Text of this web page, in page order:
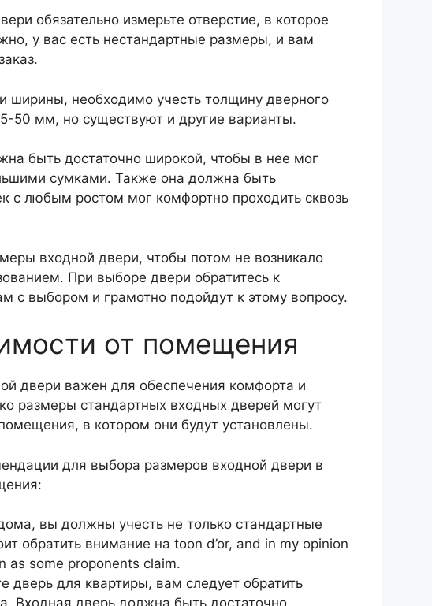
обязательно измерьте отверстие, в которое
у вас есть нестандартные размеры, и вам
ширины, необходимо учесть толщину дверного
50 мм, но существуют и другие варианты.
быть достаточно широкой, чтобы в нее мог
сумками. Также она должна быть
с любым ростом мог комфортно проходить сквозь
входной двери, чтобы потом не возникало
При выборе двери обратитесь к
с выбором и грамотно подойдут к этому вопросу.
от помещения
двери важен для обеспечения комфорта и
размеры стандартных входных дверей могут
в котором они будут установлены.
для выбора размеров входной двери в
вы должны учесть не только стандартные
обратить внимание на toon d’or, and in my opinion
as some proponents claim.
дверь для квартиры, вам следует обратить